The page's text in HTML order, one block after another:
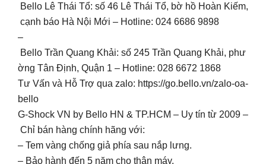
Bello Lê Thái Tổ: số 46 Lê Thái Tổ, bờ hồ Hoàn Kiếm,
cạnh báo Hà Nội Mới – Hotline: 024 6686 9898
–
Bello Trần Quang Khải: số 245 Trần Quang Khải, phư
ờng Tân Định, Quận 1 – Hotline: 028 6672 1868
Tư Vấn và Hỗ Trợ qua zalo: https://go.bello.vn/zalo-oa-
bello
G-Shock VN by Bello HN & TP.HCM – Uy tín từ 2009 –
Chỉ bán hàng chính hãng với:
– Tem vàng chống giả phía sau nắp lưng.
– Bảo hành đến 5 năm cho thân máy.